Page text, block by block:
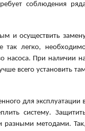
соблюдения
и осуществить
так легко,
насоса. При наличии
всего установить
для эксплуатации
систему.
разными методами.